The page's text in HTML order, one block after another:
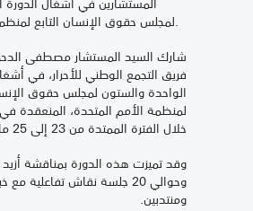
لمجلس حقوق الإنسان التابع لمنظمة الأمم المتحدة.
شارك السيد المستشار مصطفى
فريق التجمع الوطني للأحرار، في
الواحدة والستون لمجلس حقوق
لمنظمة الأمم المتحدة، المنعقدة
خلال الفترة الممتدة من 23 إلى 25 مارس 2026.
وحوالي 20 جلسة نقاش تفاعلية
ومنتدبين.